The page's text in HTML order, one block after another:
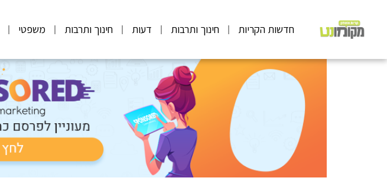
חדשות הקריות חינוך ותרבות דעות חינוך ותרבות משפטי